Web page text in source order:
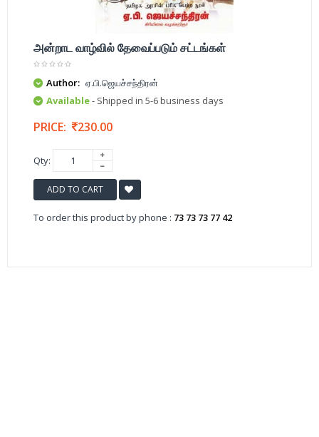
அன்றாட வாழ்வில் தேவைப்படும் சட்டங்கள்
Author: ஏ.பி.ஜெயச்சந்திரன்
Available- Shipped in 5-6 business days
PRICE: 230.00
Qty:
ADD TO CART
To order this product by phone : 73 73 73 77 42